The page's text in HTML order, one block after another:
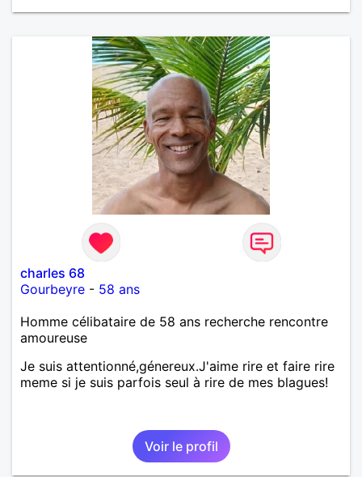
charles 68
Gourbeyre - 58 ans
Homme célibataire de 58 ans recherche rencontre
amoureuse
Je suis attentionné,génereux.J'aime rire et faire rire
meme si je suis parfois seul à rire de mes blagues!
Voir le profil